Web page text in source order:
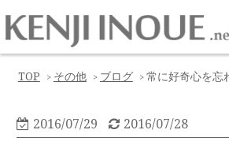
Q&A
Profile
TOP > その他 > ブログ > 常に好奇心を忘
2016/07/29 2016/07/28